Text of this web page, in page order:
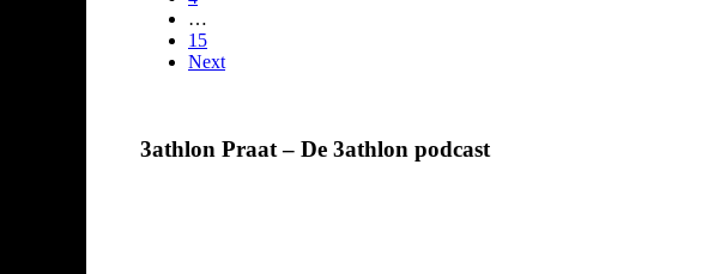
…
15
Next
3athlon Praat – De 3athlon podcast